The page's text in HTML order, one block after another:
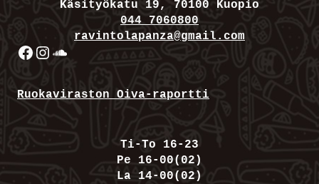
Käsityökatu 19, 70100 Kuopio
044 7060800
ravintolapanza@gmail.com
Facebook
Instagram
SoundCloud
Ruokaviraston Oiva-raportti
Ti-To 16-23
Pe 16-00(02)
La 14-00(02)